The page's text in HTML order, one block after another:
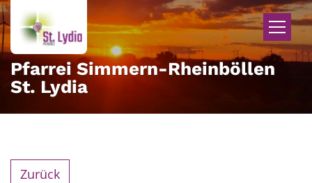
Zum Inhalt springen
Pfarrei Simmern-Rheinböllen
St. Lydia
Zurück